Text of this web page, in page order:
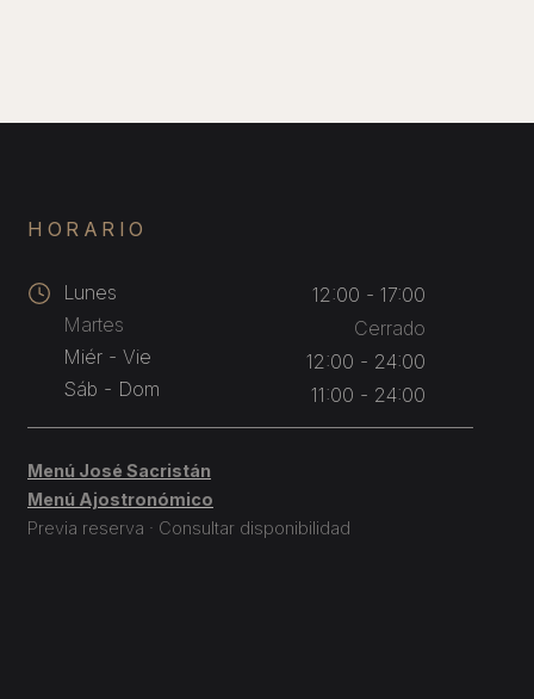
HORARIO
Lunes
Martes
Miér - Vie
Sáb - Dom
12:00 - 17:00
Cerrado
12:00 - 24:00
11:00 - 24:00
Menú José Sacristán
Menú Ajostronómico
Previa reserva · Consultar disponibilidad